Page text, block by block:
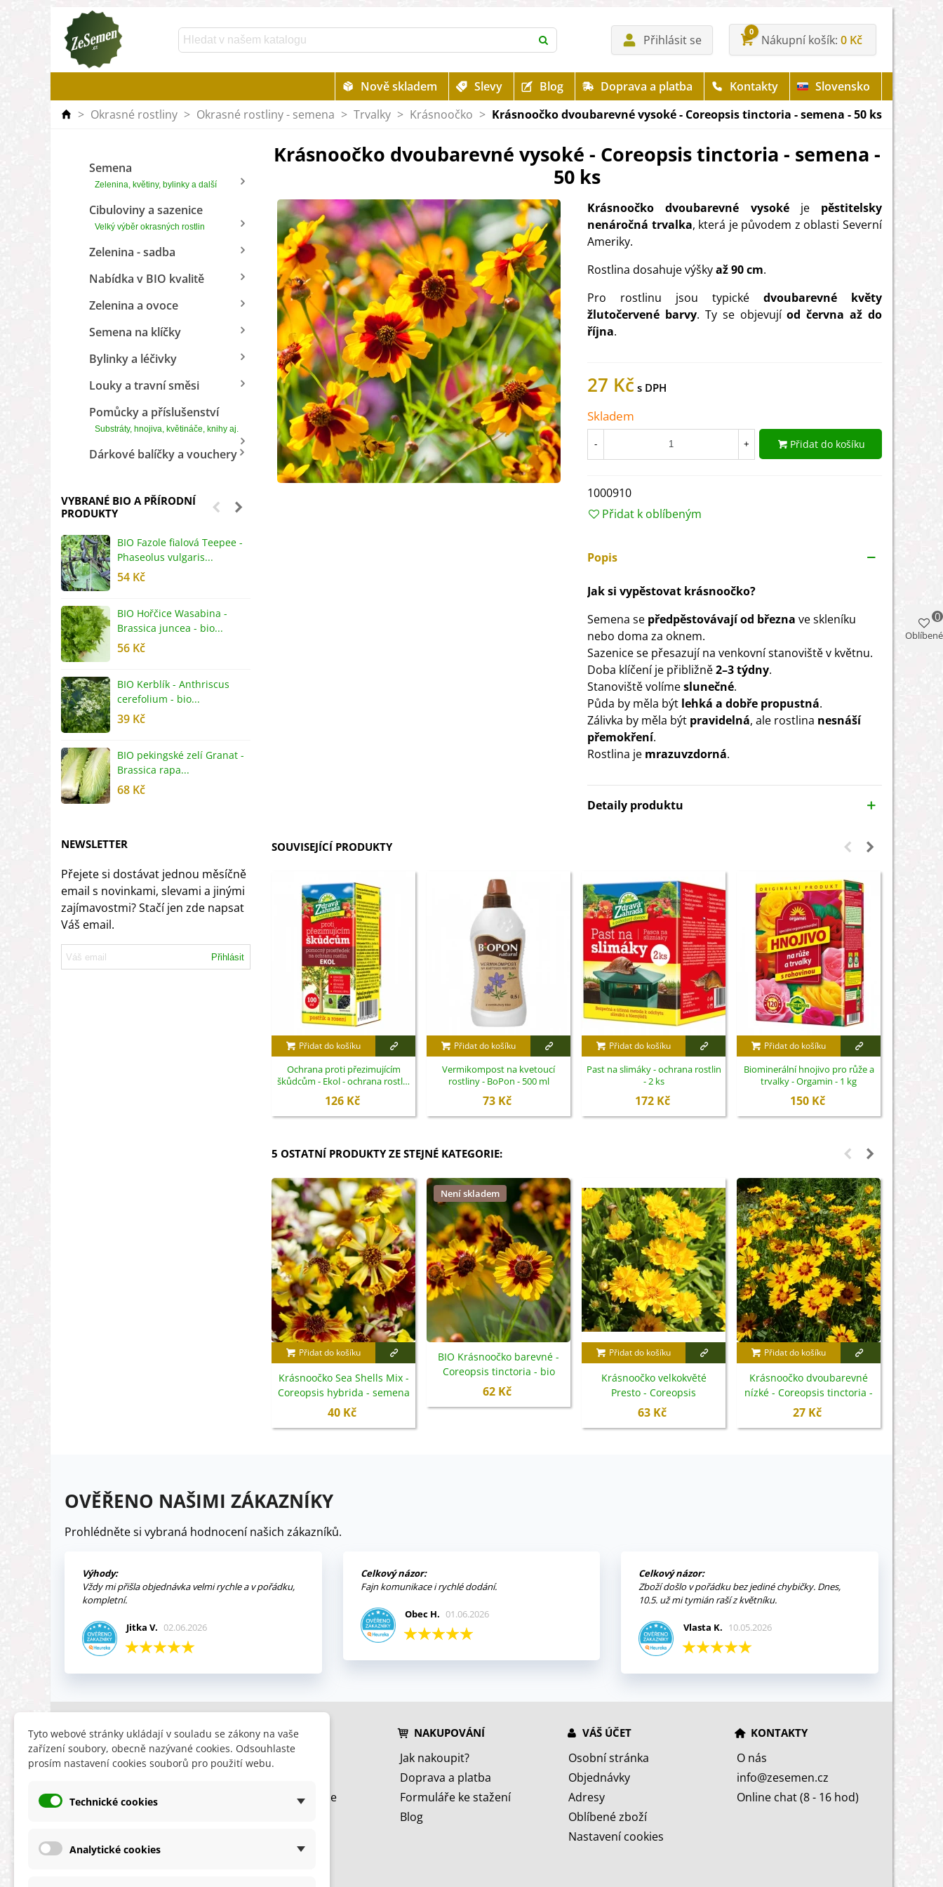
Přihlásit se
0
Nákupní košík 0 Kč
Nově skladem Slevy Blog Doprava a platba Kontakty
Slovensko
> Okrasné rostliny > Okrasné rostliny - semena > Trvalky > Krásnoočko > Krásnoočko dvoubarevné vysoké - Coreopsis tinctoria - semena - 50 ks
Semena
Zelenina, květiny, bylinky a další
Cibuloviny a sazenice
Velký výběr okrasných rostlin
Zelenina - sadba
Nabídka v BIO kvalitě
Zelenina a ovoce
Semena na klíčky
Bylinky a léčivky
Louky a travní směsi
Pomůcky a příslušenství
Substráty, hnojiva, květináče, knihy aj.
Dárkové balíčky a vouchery
VYBRANÉ BIO A PŘÍRODNÍ
PRODUKTY
BIO Fazole fialová Teepee -
Phaseolus vulgaris...
54 Kč
BIO Hořčice Wasabina -
Brassica juncea - bio...
56 Kč
BIO Kerblík - Anthriscus
cerefolium - bio...
39 Kč
BIO pekingské zelí Granat -
Brassica rapa...
68 Kč
NEWSLETTER
Přejete si dostávat jednou měsíčně
email s novinkami, slevami a jinými
zajímavostmi? Stačí jen zde napsat
Váš email.
Přihlásit
Krásnoočko dvoubarevné vysoké - Coreopsis tinctoria - semena -
50 ks
Krásnoočko dvoubarevné vysokéjepěstitelsky
nenáročná trvalka, která je původem z oblasti Severní
Ameriky.
Rostlina dosahuje výškyaž 90 cm.
Pro rostlinu jsou typické dvoubarevné květy
žlutočervené barvy. Ty se objevujíod června až do
října.
27 Kč
Skladem
- + Přidat do košíku
1000910
Přidat k oblíbeným
Popis
Jak si vypěstovat krásnoočko?
Semena se předpěstovávají od března ve skleníku
nebo doma za oknem.
Sazenice se přesazují na venkovní stanoviště v květnu.
Doba klíčení je přibližně2–3 týdny.
Stanoviště volímeslunečné.
Půda by měla být lehká a dobře propustná.
Zálivka by měla být pravidelná, ale rostlina nesnáší
přemokření.
Rostlina je mrazuvzdorná.
Detaily produktu
SOUVISEJÍCÍ PRODUKTY
Přidat do košíku
Ochrana proti přezimujícím
škůdcům - Ekol - ochrana rostlin
126 Kč
Přidat do košíku
Vermikompost na kvetoucí
rostliny - BoPon - 500 ml
73 Kč
Přidat do košíku
Past na slimáky - ochrana rostlin
- 2 ks
172 Kč
Přidat do košíku
Biominerální hnojivo pro růže a
trvalky - Orgamin - 1 kg
150 Kč
5 OSTATNÍ PRODUKTY ZE STEJNÉ KATEGORIE:
Přidat do košíku
Krásnoočko Sea Shells Mix -
Coreopsis hybrida - semena
- 50 ks
40 Kč
Není skladem
BIO Krásnoočko barevné -
Coreopsis tinctoria - bio
semena - 50 ks
62 Kč
Přidat do košíku
Krásnoočko velkokvěté
Presto - Coreopsis
grandiflora - semena - 20 ks
63 Kč
Přidat do košíku
Krásnoočko dvoubarevné
nízké - Coreopsis tinctoria -
semena - 50 ks
27 Kč
OVĚŘENO NAŠIMI ZÁKAZNÍKY
Prohlédněte si vybraná hodnocení našich zákazníků.
Výhody:
Vždy mi přišla objednávka velmi rychle a v pořádku,
kompletní.
Jitka V. 02.06.2026
Celkový názor:
Fajn komunikace i rychlé dodání.
Obec H. 01.06.2026
Celkový názor:
Zboží došlo v pořádku bez jediné chybičky. Dnes,
10.5. už mi tymián raší z květníku.
Vlasta K. 10.05.2026
INFORMACE
Obchodní podmínky
Ochrana osobních údajů
HLEDÁTE
Slevy
Nyní doporučujeme
NAKUPOVÁNÍ
Jak nakoupit?
Doprava a platba
Formuláře ke stažení
Blog
VÁŠ ÚČET
Osobní stránka
Objednávky
Adresy
Oblíbené zboží
Nastavení cookies
KONTAKTY
O nás
info@zesemen.cz
Online chat (8 - 16 hod)
Oblíbené
0
Tyto webové stránky ukládají v souladu se zákony na vaše
zařízení soubory, obecně nazývané cookies. Odsouhlaste
prosím nastavení cookies souborů pro použití webu.
Technické cookies
Analytické cookies